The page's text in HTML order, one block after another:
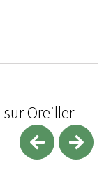
sur Oreiller